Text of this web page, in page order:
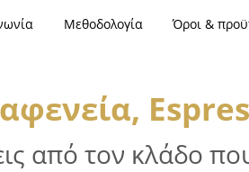
Μεθοδολογία Όροι &
από τον κλάδο